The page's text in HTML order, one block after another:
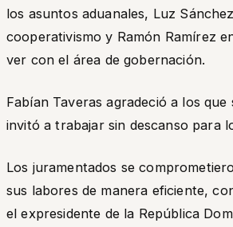
los asuntos aduanales, Luz
cooperativismo y Ramón Ramírez
ver con el área de gobernación.
Fabían Taveras agradeció a los que
invitó a trabajar sin descanso para
Los juramentados se
sus labores de manera eficiente,
el expresidente de la República